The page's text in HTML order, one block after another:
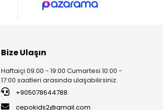
Bize Ulaşın
Haftaiçi 09:00 - 19:00 Cumartesi 10:00 -
17:00 saatleri arasında ulaşabilirsiniz.
+905078644788
cepokids2@gmail.com